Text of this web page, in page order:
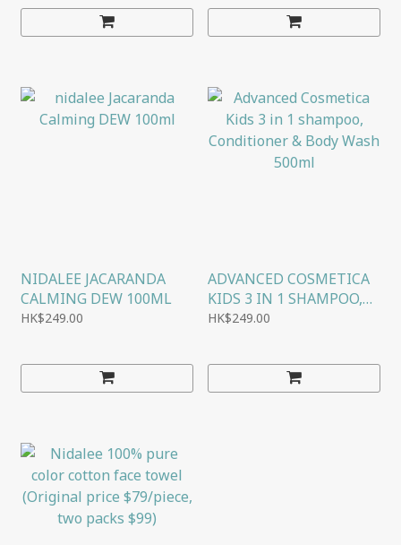
NIDALEE JACARANDA
CALMING DEW 100ML
HK$249.00
ADVANCED COSMETICA
KIDS 3 IN 1 SHAMPOO,
CONDITIONER & BODY
HK$249.00